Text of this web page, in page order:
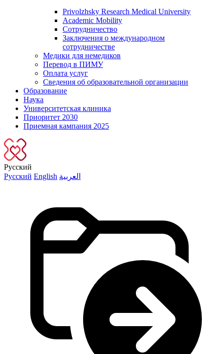
Privolzhsky Research Medical University
Academic Mobility
Сотрудничество
Заключения о международном
сотрудничестве
Медики для немедиков
Перевод в ПИМУ
Оплата услуг
Сведения об образовательной организации
Образование
Наука
Университетская клиника
Приоритет 2030
Приемная кампания 2025
Русский
Русский English العربية